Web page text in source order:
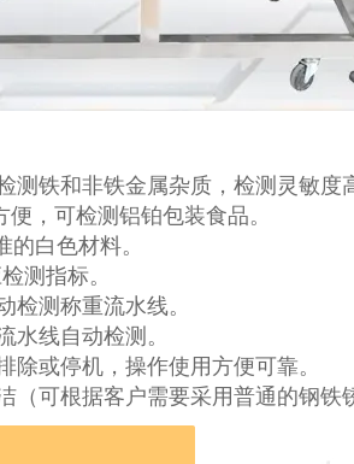
铁和非铁金属杂质，检测灵敏度
，可检测铝铂包装食品。
白色材料。
测指标。
测称重流水线。
线自动检测。
或停机，操作使用方便可靠。
可根据客户需要采用普通的钢铁